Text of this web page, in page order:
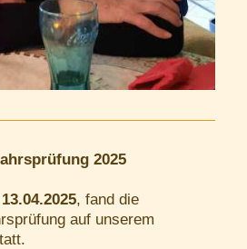
2025
13.04.2025, fand die
auf unserem